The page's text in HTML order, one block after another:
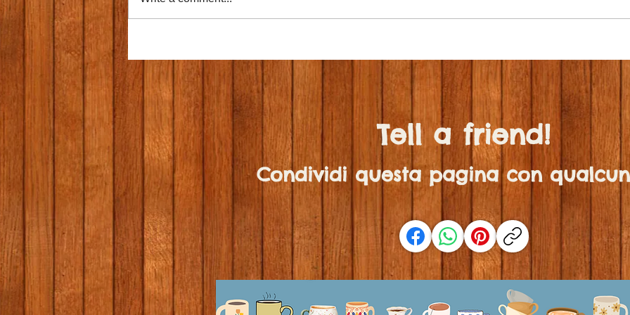
Tell a friend!
Condividi questa pagina con